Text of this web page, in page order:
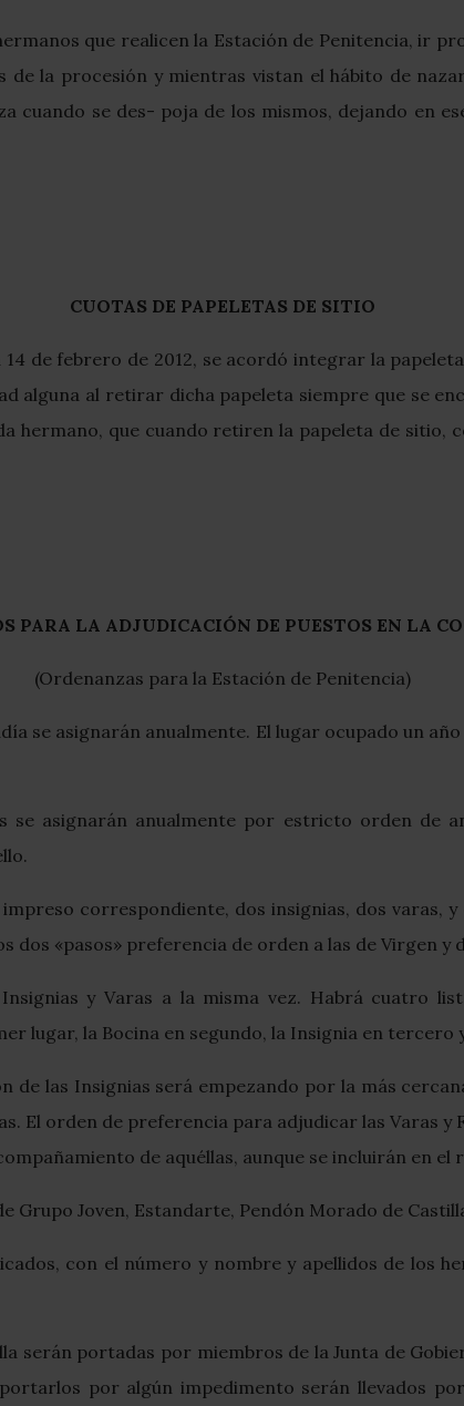
que realicen la Estación de Penitencia, ir
de la procesión y mientras vistan el hábito de
cuando se des- poja de los mismos, dejando en
CUOTAS DE PAPELETAS DE SITIO
de febrero de 2012, se acordó integrar la
alguna al retirar dicha papeleta siempre que se
hermano, que cuando retiren la papeleta de
PARA LA ADJUDICACIÓN DE PUESTOS EN LA
(Ordenanzas para la Estación de Penitencia)
se asignarán anualmente. El lugar ocupado un
se asignarán anualmente por estricto orden de
correspondiente, dos insignias, dos varas,
dos «pasos» preferencia de orden a las de Virgen y
Insignias y Varas a la misma vez. Habrá cuatro
lugar, la Bocina en segundo, la Insignia en tercero
de las Insignias será empezando por la más
El orden de preferencia para adjudicar las Varas y
de aquéllas, aunque se incluirán en
Grupo Joven, Estandarte, Pendón Morado de
con el número y nombre y apellidos de los
serán portadas por miembros de la Junta de
por algún impedimento serán llevados